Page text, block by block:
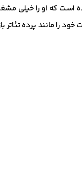
است که او را خیلی
را مانند پرده تئاتر